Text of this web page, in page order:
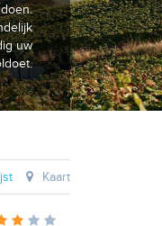
uw
Kaart